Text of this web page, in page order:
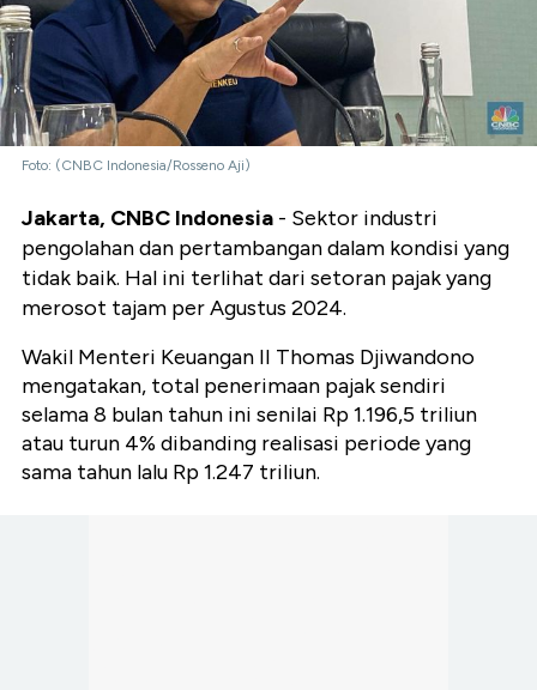
Foto: (CNBC Indonesia/Rosseno Aji)
Jakarta, CNBC Indonesia - Sektor industri
pengolahan dan pertambangan dalam kondisi yang
tidak baik. Hal ini terlihat dari setoran pajak yang
merosot tajam per Agustus 2024.
Wakil Menteri Keuangan II Thomas Djiwandono
mengatakan, total penerimaan pajak sendiri
selama 8 bulan tahun ini senilai Rp 1.196,5 triliun
atau turun 4% dibanding realisasi periode yang
sama tahun lalu Rp 1.247 triliun.